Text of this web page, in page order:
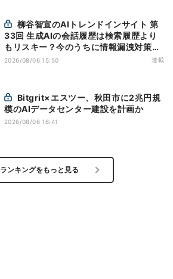
33回 生成AIの会話履歴は検索履歴より
もリスキー？今のうちに情報漏洩対策を
万全にしておこう
2026/08/06 15:50 連載
模のAIデータセンター建設を計画か
2026/08/06 16:41
ランキングをもっと見る